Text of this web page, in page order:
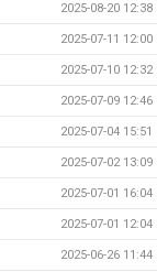
2025-08-20 12:38
2025-07-11 12:00
2025-07-10 12:32
2025-07-09 12:46
2025-07-04 15:51
2025-07-02 13:09
2025-07-01 16:04
2025-07-01 12:04
2025-06-26 11:44